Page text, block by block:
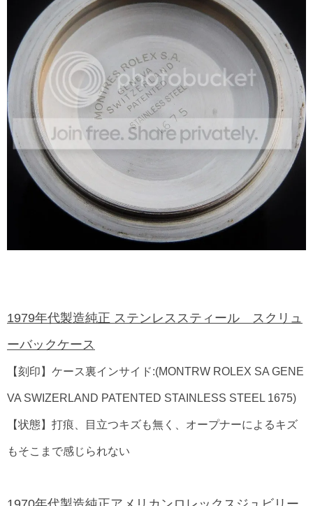
1979年代製造純正 ステンレススティール スクリュ
ーバックケース
【刻印】ケース裏インサイド:(MONTRW ROLEX SA GENE
VA SWIZERLAND PATENTED STAINLESS STEEL 1675)
【状態】打痕、目立つキズも無く、オープナーによるキズ
もそこまで感じられない